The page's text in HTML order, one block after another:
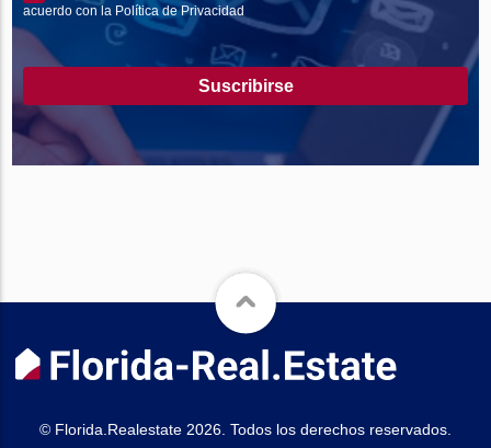
acuerdo con la Política de Privacidad
Suscribirse
© Florida.Realestate 2026. Todos los derechos reservados.